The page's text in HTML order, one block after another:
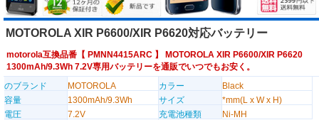
MOTOROLA XIR P6600/XIR P6620対応バッテリー
motorola互換品番【 PMNN4415ARC 】 MOTOROLA XIR P6600/XIR P6620
1300mAh/9.3Wh 7.2V専用バッテリーを通販でいつでもお安く。
のブランド
MOTOROLA カラー
Black
容量
1300mAh/9.3Wh サイズ
*mm(L x W x H)
電圧
7.2V 充電池種類
Ni-MH